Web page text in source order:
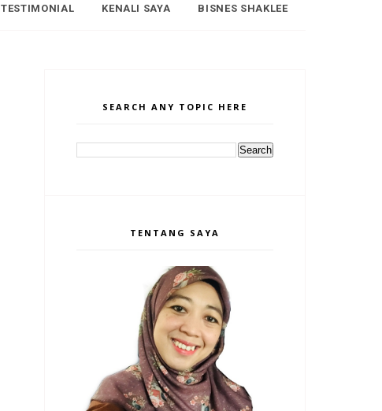
TESTIMONIAL KENALI SAYA BISNES SHAKLEE
SEARCH ANY TOPIC HERE
TENTANG SAYA